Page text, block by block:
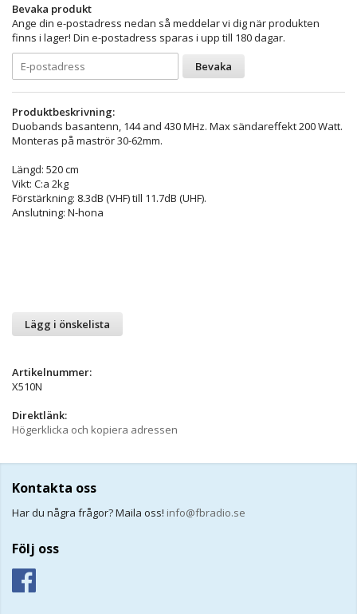
Bevaka produkt
Ange din e-postadress nedan så meddelar vi dig när produkten
finns i lager! Din e-postadress sparas i upp till 180 dagar.
Bevaka
Produktbeskrivning:
Duobands basantenn, 144 and 430 MHz. Max sändareffekt 200 Watt.
Monteras på maströr 30-62mm.
Längd: 520 cm
Vikt: C:a 2kg
Förstärkning: 8.3dB (VHF) till 11.7dB (UHF).
Anslutning: N-hona
Lägg i önskelista
Artikelnummer:
X510N
Direktlänk:
Högerklicka och kopiera adressen
Kontakta oss
Har du några frågor? Maila oss! info@fbradio.se
Följ oss